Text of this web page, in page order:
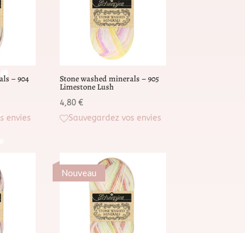
– 904
envies
Stone washed minerals – 905
Limestone Lush
4,80 €
Sauvegardez vos envies
Nouveau